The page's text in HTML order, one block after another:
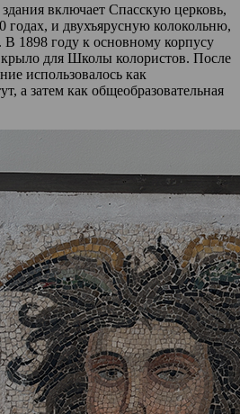
включает Спасскую церковь,
годах, и двухъярусную колокольню,
В 1898 году к основному корпусу
для Школы колористов. После
использовалось как
а затем как общеобразовательная